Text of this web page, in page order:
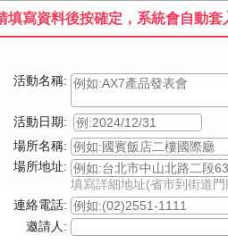
填寫資料後按確定，系統會自動套
活動名稱:
活動日期:
場所名稱:
場所地址:
填寫詳細地址(省市到街道
連絡電話:
邀請人: